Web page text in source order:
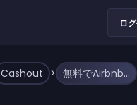
ロ
Cashout > 無料でAirbnbギフトカードを入手する方法